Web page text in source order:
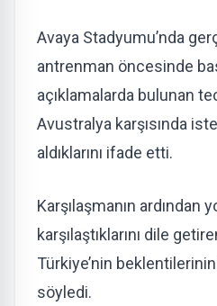
Avaya Stadyumu’nda
antrenman öncesinde
açıklamalarda bulunan
Avustralya karşısında
aldıklarını ifade etti.
Karşılaşmanın ardından
karşılaştıklarını dile
Türkiye’nin beklentilerinin
söyledi.